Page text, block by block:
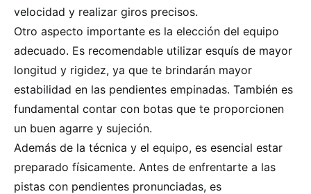
velocidad y realizar giros precisos.
Otro aspecto importante es la elección del equipo
adecuado. Es recomendable utilizar esquís de mayor
longitud y rigidez, ya que te brindarán mayor
estabilidad en las pendientes empinadas. También es
fundamental contar con botas que te proporcionen
un buen agarre y sujeción.
Además de la técnica y el equipo, es esencial estar
preparado físicamente. Antes de enfrentarte a las
pistas con pendientes pronunciadas, es